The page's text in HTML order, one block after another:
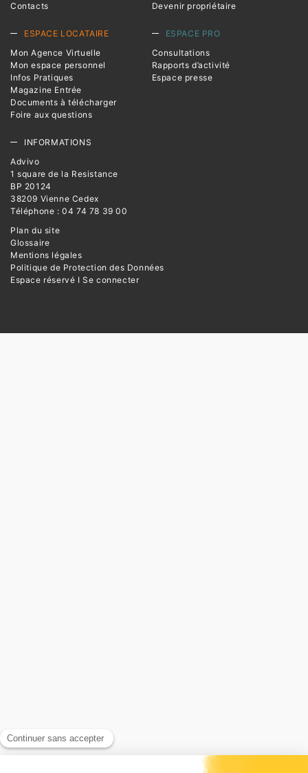
Contacts
Devenir propriétaire
ESPACE LOCATAIRE
Mon Agence Virtuelle
Mon espace personnel
Infos Pratiques
Magazine Entrée
Documents à télécharger
Foire aux questions
ESPACE PRO
Consultations
Rapports d’activité
Espace presse
INFORMATIONS
Advivo
1 square de la Resistance
BP 20124
38209 Vienne Cedex
Téléphone : 04 74 78 39 00
Plan du site
Glossaire
Mentions légales
Politique de Protection des Données
Espace réservé I Se connecter